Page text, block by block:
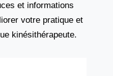
et informations
votre pratique et
kinésithérapeute.